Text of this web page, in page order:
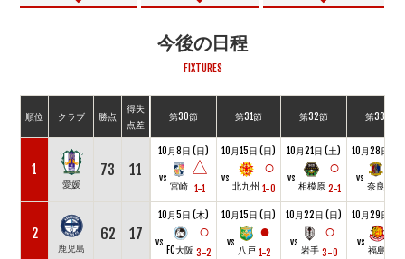
今後の日程
FIXTURES
順位 クラブ 勝点
得失
点差
第30節 第31節 第32節 第33節
1
愛媛
73 11
10月8日 (日)
vs
宮崎
△
1-1
10月15日 (日)
vs
北九州
○
1-0
10月21日 (土)
vs
相模原
○
2-1
10月28日 (
vs
奈良
2
鹿児島
62 17
10月5日 (木)
vs
FC大阪
○
3-2
10月15日 (日)
vs
八戸
●
1-2
10月22日 (日)
vs
岩手
○
3-0
10月29日 (
vs
福島